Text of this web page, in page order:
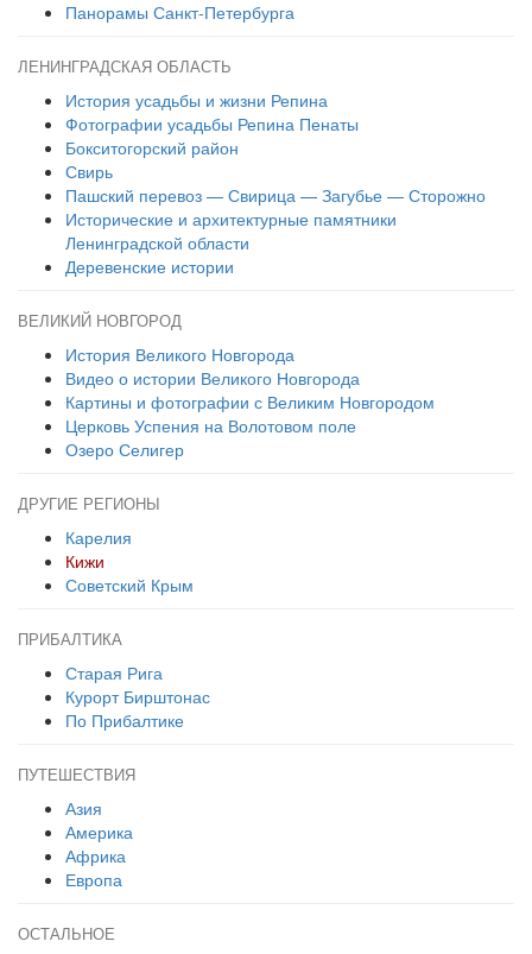
Панорамы Санкт-Петербурга
ЛЕНИНГРАДСКАЯ ОБЛАСТЬ
История усадьбы и жизни Репина
Фотографии усадьбы Репина Пенаты
Бокситогорский район
Свирь
Пашский перевоз — Свирица — Загубье — Сторожно
Исторические и архитектурные памятники
Ленинградской области
Деревенские истории
ВЕЛИКИЙ НОВГОРОД
История Великого Новгорода
Видео о истории Великого Новгорода
Картины и фотографии с Великим Новгородом
Церковь Успения на Волотовом поле
Озеро Селигер
ДРУГИЕ РЕГИОНЫ
Карелия
Кижи
Советский Крым
ПРИБАЛТИКА
Старая Рига
Курорт Бирштонас
По Прибалтике
ПУТЕШЕСТВИЯ
Азия
Америка
Африка
Европа
ОСТАЛЬНОЕ